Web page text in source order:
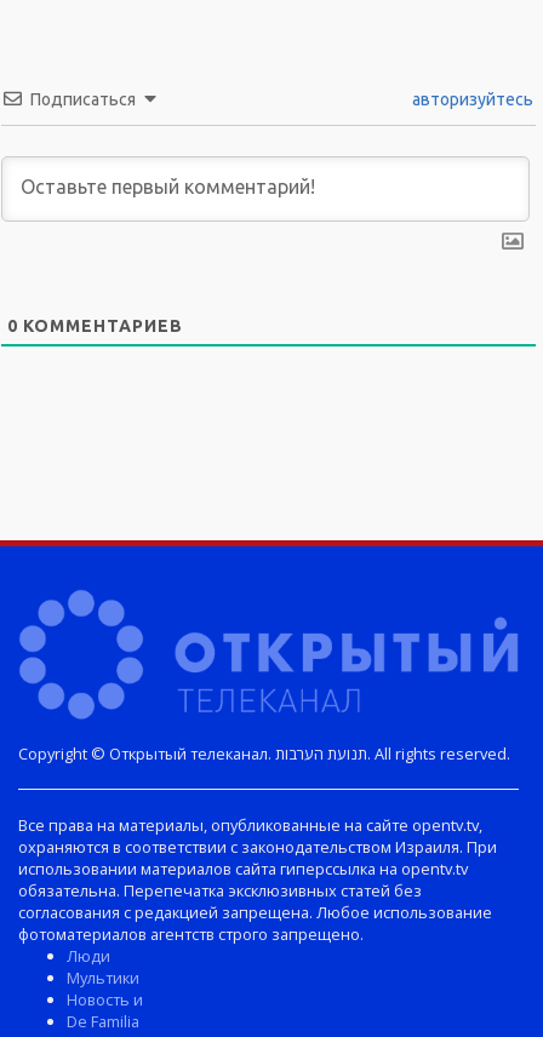
Подписаться авторизуйтесь
0 КОММЕНТАРИЕВ
Copyright © Открытый телеканал. תנועת הערבות. All rights reserved.
Все права на материалы, опубликованные на сайте opentv.tv,
охраняются в соответствии с законодательством Израиля. При
использовании материалов сайта гиперссылка на opentv.tv
обязательна. Перепечатка эксклюзивных статей без
согласования с редакцией запрещена. Любое использование
фотоматериалов агентств строго запрещено.
Люди
Мультики
Новость и
De Familia